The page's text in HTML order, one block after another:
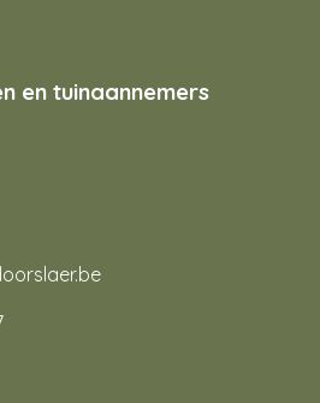
en tuinaannemers